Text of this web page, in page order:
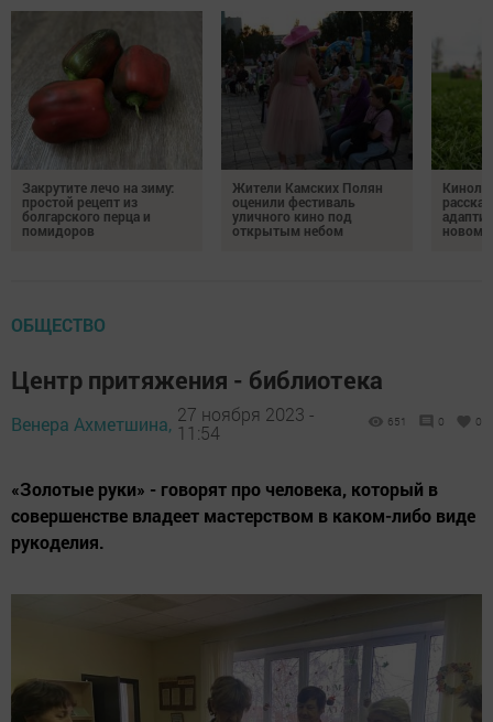
Закрутите лечо на зиму:
простой рецепт из
болгарского перца и
помидоров
Жители Камских Полян
оценили фестиваль
уличного кино под
открытым небом
ОБЩЕСТВО
Центр притяжения - библиотека
Венера Ахметшина, 27 ноября 2023 -
11:54
651 0 0
«Золотые руки» - говорят про человека, который в
совершенстве владеет мастерством в каком-либо виде
рукоделия.